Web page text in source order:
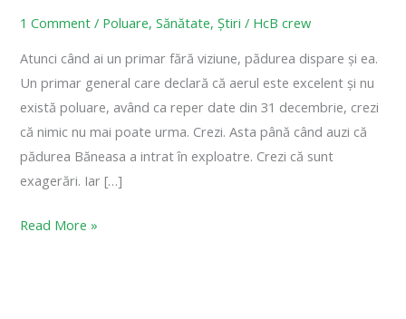
1 Comment / Poluare,Sănătate,Știri / HcB crew
Atunci când ai un primar fără viziune, pădurea dispare și ea.
Un primar general care declară că aerul este excelent și nu
există poluare, având ca reper date din 31 decembrie, crezi
că nimic nu mai poate urma. Crezi. Asta până când auzi că
pădurea Băneasa a intrat în exploatre. Crezi că sunt
exagerări. Iar […]
Read More »